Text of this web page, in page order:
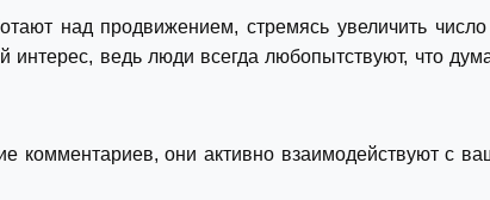
над продвижением, стремясь увеличить число
ведь люди всегда любопытствуют, что
комментариев, они активно взаимодействуют с